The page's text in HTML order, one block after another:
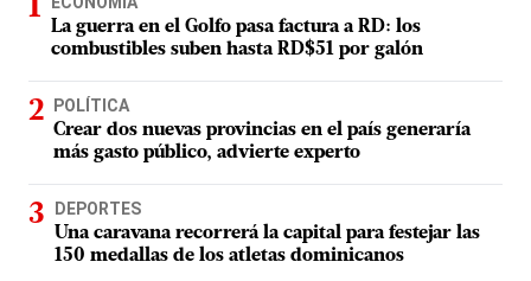
La guerra en el Golfo pasa factura a RD: los
combustibles suben hasta RD$51 por galón
POLÍTICA
Crear dos nuevas provincias en el país generaría
más gasto público, advierte experto
DEPORTES
Una caravana recorrerá la capital para festejar las
150 medallas de los atletas dominicanos